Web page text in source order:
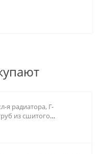
я радиатора, Г-
из сшитого